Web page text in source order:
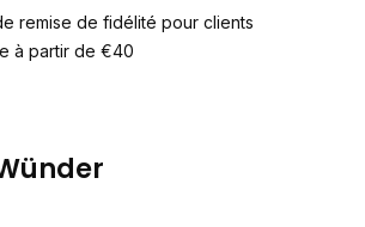
remise de fidélité pour clients
à partir de €40